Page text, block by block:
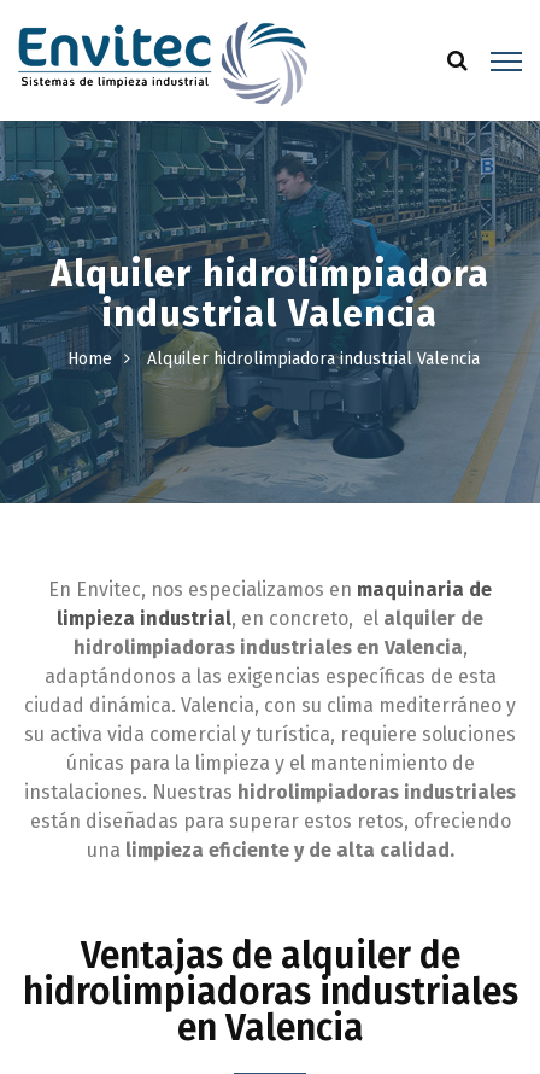
Alquiler hidrolimpiadora
industrial Valencia
Home Alquiler hidrolimpiadora industrial Valencia
En Envitec, nos especializamos en maquinaria de
limpieza industrial, en concreto, el alquiler de
hidrolimpiadoras industriales en Valencia,
adaptándonos a las exigencias específicas de esta
ciudad dinámica. Valencia, con su clima mediterráneo y
su activa vida comercial y turística, requiere soluciones
únicas para la limpieza y el mantenimiento de
instalaciones. Nuestras hidrolimpiadoras industriales
están diseñadas para superar estos retos, ofreciendo
una limpieza eficiente y de alta calidad.
Ventajas de alquiler de
hidrolimpiadoras industriales
en Valencia